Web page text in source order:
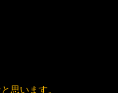
思います。